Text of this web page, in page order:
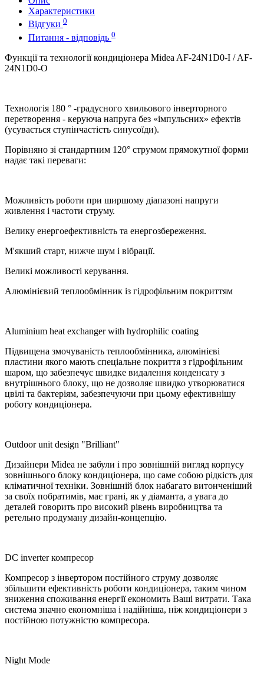
Характеристики
Відгуки 0
Питання - відповідь 0
Функції та технології кондиціонера Midea AF-24N1D0-I / AF-
24N1D0-O
Технологія 180 ° -градусного хвильового інверторного
перетворення - керуюча напруга без «імпульсних» ефектів
(усувається ступінчастість синусоїди).
Порівняно зі стандартним 120° струмом прямокутної форми
надає такі переваги:
Можливість роботи при ширшому діапазоні напруги
живлення і частоти струму.
Велику енергоефективність та енергозбереження.
М'якший старт, нижче шум і вібрації.
Великі можливості керування.
Алюмінієвий теплообмінник із гідрофільним покриттям
Aluminium heat exchanger with hydrophilic coating
Підвищена змочуваність теплообмінника, алюмінієві
пластини якого мають спеціальне покриття з гідрофільним
шаром, що забезпечує швидке видалення конденсату з
внутрішнього блоку, що не дозволяє швидко утворюватися
цвілі та бактеріям, забезпечуючи при цьому ефективнішу
роботу кондиціонера.
Outdoor unit design "Brilliant"
Дизайнери Midea не забули і про зовнішній вигляд корпусу
зовнішнього блоку кондиціонера, що саме собою рідкість для
кліматичної техніки. Зовнішній блок набагато витонченіший
за своїх побратимів, має грані, як у діаманта, а увага до
деталей говорить про високий рівень виробництва та
ретельно продуману дизайн-концепцію.
DC inverter компресор
Компресор з інвертором постійного струму дозволяє
збільшити ефективність роботи кондиціонера, таким чином
зниження споживання енергії економить Ваші витрати. Така
система значно економніша і надійніша, ніж кондиціонери з
постійною потужністю компресора.
Night Mode